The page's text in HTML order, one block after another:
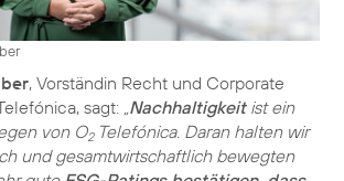
, Vorständin Recht und Corporate
sagt: „Nachhaltigkeitist ein
von O2Telefónica. Daran halten wir
und gesamtwirtschaftlich bewegten